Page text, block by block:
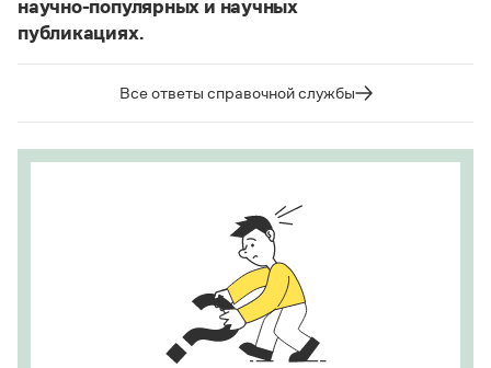
научно-популярных и научных
публикациях.
Изменение касается только официального
названия государства. Все остальные слова,
быть использованы в любых текстах. Здесь
на скользкую дорожку, уводящую в бездну
острейших дискуссий), что в русском языке
осталось прилагательноебелорусский
официальное название государства изменилось
Республика Беларусь. Имолдаване
молдаванами , когда государство
Все ответы справочной службы